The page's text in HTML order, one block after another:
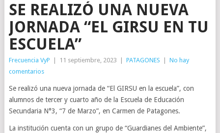
SE REALIZÓ UNA NUEVA
JORNADA “EL GIRSU EN TU
ESCUELA”
Frecuencia VyP 11 septiembre, 2023 PATAGONES
No hay
comentarios
Se realizó una nueva jornada de “El GIRSU en la escuela”, con
alumnos de tercer y cuarto año de la Escuela de Educación
Secundaria N°3, “7 de Marzo”, en Carmen de Patagones.
La institución cuenta con un grupo de “Guardianes del Ambiente”,